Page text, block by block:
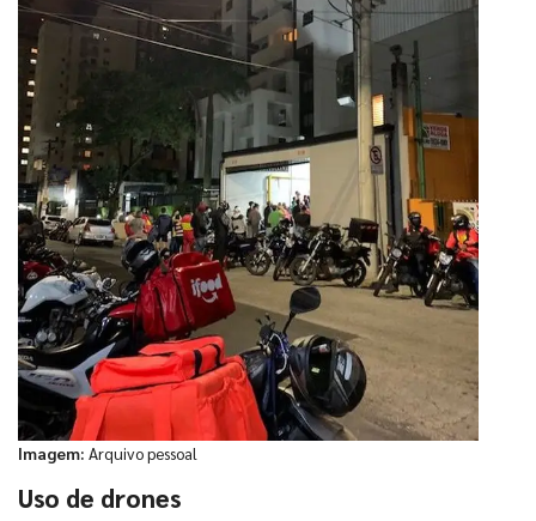
Imagem: Arquivo pessoal
Uso de drones